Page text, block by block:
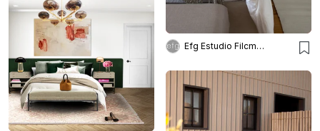
Efg Estudio Filcman Gurfinkiel